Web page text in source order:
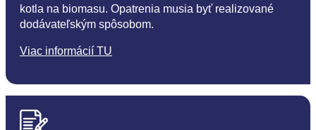
kotla na biomasu. Opatrenia musia byť realizované
dodávateľským spôsobom.
Viac informácií TU